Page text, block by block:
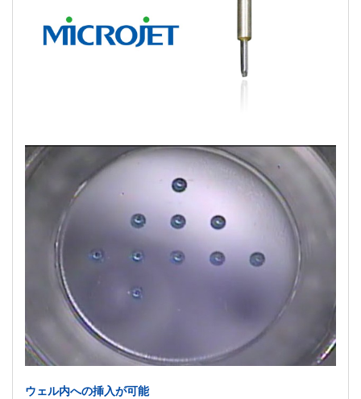
ウェル内への挿入が可能